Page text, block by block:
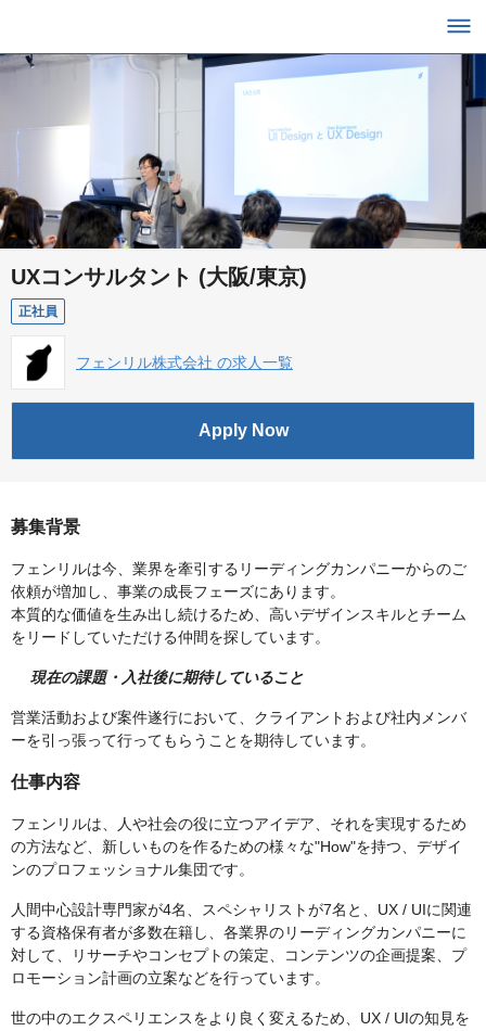
UXコンサルタント (大阪/東京)
正社員
フェンリル株式会社 の求人一覧
Apply Now
募集背景
フェンリルは今、業界を牽引するリーディングカンパニーからのご
依頼が増加し、事業の成長フェーズにあります。
本質的な価値を生み出し続けるため、高いデザインスキルとチーム
をリードしていただける仲間を探しています。
現在の課題・入社後に期待していること
営業活動および案件遂行において、クライアントおよび社内メンバ
ーを引っ張って行ってもらうことを期待しています。
仕事内容
フェンリルは、人や社会の役に立つアイデア、それを実現するため
の方法など、新しいものを作るための様々な"How"を持つ、デザイ
ンのプロフェッショナル集団です。
人間中心設計専門家が4名、スペシャリストが7名と、UX / UIに関連
する資格保有者が多数在籍し、各業界のリーディングカンパニーに
対して、リサーチやコンセプトの策定、コンテンツの企画提案、プ
ロモーション計画の立案などを行っています。
世の中のエクスペリエンスをより良く変えるため、UX / UIの知見を